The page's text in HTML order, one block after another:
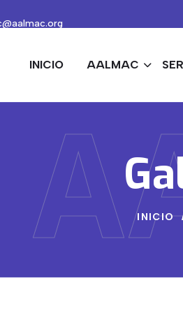
INICIO AALMAC
INICIO